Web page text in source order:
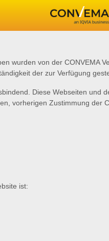
wurden von der CONVEMA
der zur Verfügung
Diese Webseiten
vorherigen Zustimmung der
ist: